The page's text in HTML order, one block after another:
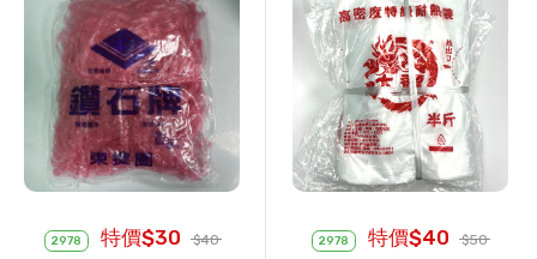
2978 特價$30 $40 2978 特價$40 $50